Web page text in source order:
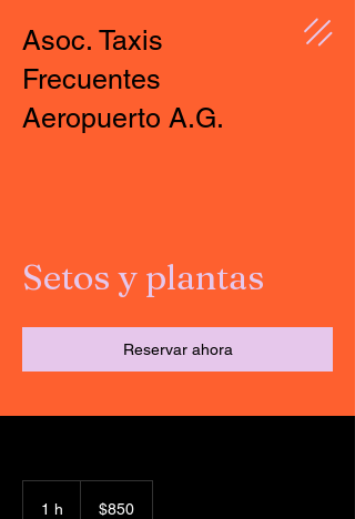
Asoc. Taxis
Frecuentes
Aeropuerto A.G.
Setos y plantas
Reservar ahora
1 h
chilenos
$850